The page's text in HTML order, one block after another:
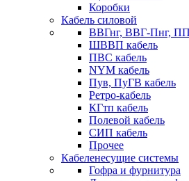
Коробки
Кабель силовой
ВВГнг, ВВГ-Пнг,
ШВВП кабель
ПВС кабель
NYM кабель
Пув, ПуГВ кабель
Ретро-кабель
КГтп кабель
Полевой кабель
СИП кабель
Прочее
Кабеленесущие системы
Гофра и фурнитура